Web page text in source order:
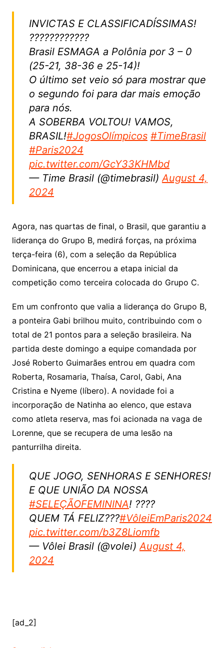
m
INVICTAS E CLASSIFICADÍSSIMAS!
????????????
Brasil ESMAGA a Polônia por 3 – 0
(25-21, 38-36 e 25-14)!
O último set veio só para mostrar que
o segundo foi para dar mais emoção
para nós.
A SOBERBA VOLTOU! VAMOS,
BRASIL!#JogosOlímpicos #TimeBrasil
#Paris2024
pic.twitter.com/GcY33KHMbd
— Time Brasil (@timebrasil) August 4,
2024
Agora, nas quartas de final, o Brasil, que garantiu a
liderança do Grupo B, medirá forças, na próxima
terça-feira (6), com a seleção da República
Dominicana, que encerrou a etapa inicial da
competição como terceira colocada do Grupo C.
Em um confronto que valia a liderança do Grupo B,
a ponteira Gabi brilhou muito, contribuindo com o
total de 21 pontos para a seleção brasileira. Na
partida deste domingo a equipe comandada por
José Roberto Guimarães entrou em quadra com
Roberta, Rosamaria, Thaísa, Carol, Gabi, Ana
Cristina e Nyeme (líbero). A novidade foi a
incorporação de Natinha ao elenco, que estava
como atleta reserva, mas foi acionada na vaga de
Lorenne, que se recupera de uma lesão na
panturrilha direita.
QUE JOGO, SENHORAS E SENHORES!
E QUE UNIÃO DA NOSSA
#SELEÇÃOFEMININA! ????
QUEM TÁ FELIZ???#VôleiEmParis2024
pic.twitter.com/b3Z8Liomfb
— Vôlei Brasil (@volei) August 4,
2024
[ad_2]